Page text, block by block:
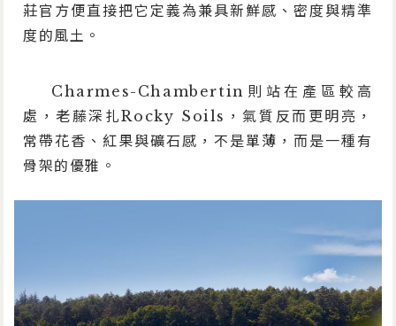
莊官方便直接把它定義為兼具新鮮感、密度與精準
度的風土。
Charmes-Chambertin則站在產區較高
處，老藤深扎Rocky Soils，氣質反而更明亮，
常帶花香、紅果與礦石感，不是單薄，而是一種有
骨架的優雅。